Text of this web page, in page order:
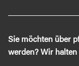
Sie möchten über
werden? Wir